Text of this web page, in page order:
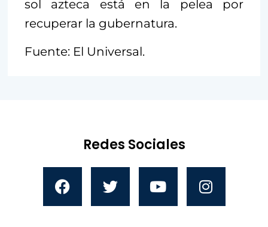
sol azteca está en la pelea por
recuperar la gubernatura.
Fuente: El Universal.
Redes Sociales